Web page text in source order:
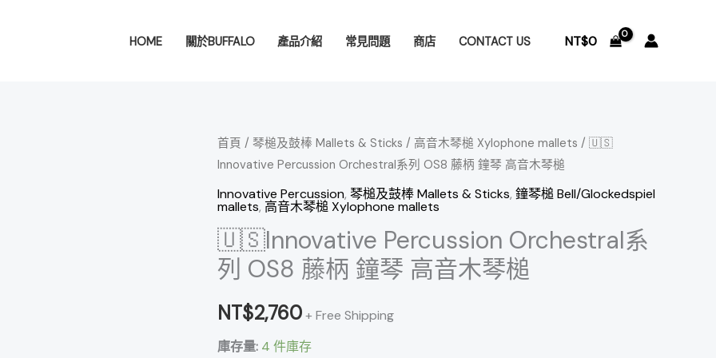
HOME 關於BUFFALO 產品介紹 常見問題 商店 CONTACT US NT$0
首頁 / 琴槌及鼓棒 Mallets & Sticks / 高音木琴槌 Xylophone mallets / 🇺🇸
Innovative Percussion Orchestral系列 OS8 藤柄 鐘琴 高音木琴槌
Innovative Percussion, 琴槌及鼓棒 Mallets & Sticks, 鐘琴槌 Bell/Glockedspiel
mallets, 高音木琴槌 Xylophone mallets
🇺🇸Innovative Percussion Orchestral系
列 OS8 藤柄 鐘琴 高音木琴槌
NT$2,760+ Free Shipping
庫存量: 4 件庫存
🇺🇸
Innovative
Percussion
Orchestral
系
列
OS8
藤
鐘